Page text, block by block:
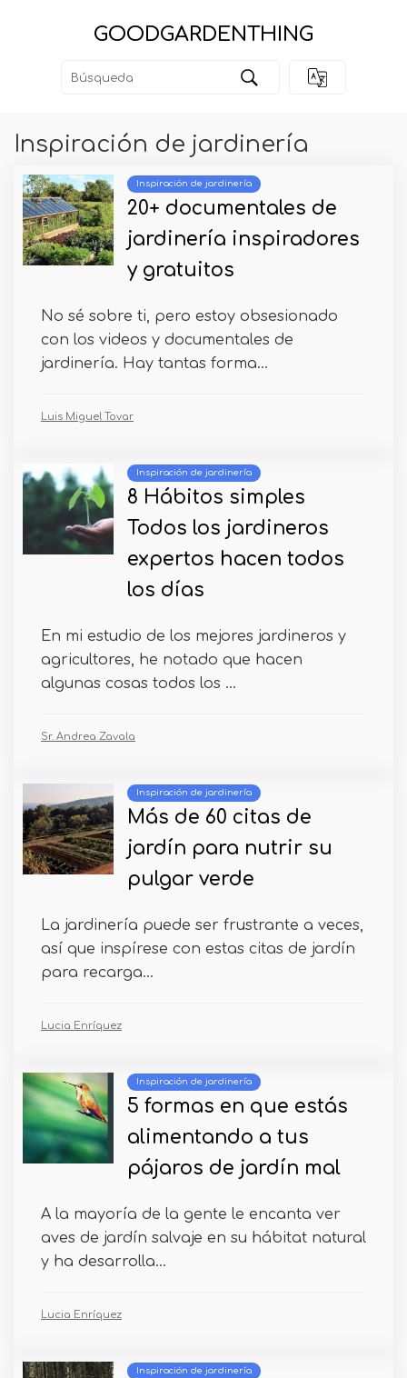
GOODGARDENTHING
Inspiración de jardinería
Inspiración de jardinería
20+ documentales de
jardinería inspiradores
y gratuitos
No sé sobre ti, pero estoy obsesionado
con los videos y documentales de
jardinería. Hay tantas forma...
Luis Miguel Tovar
Inspiración de jardinería
8 Hábitos simples
Todos los jardineros
expertos hacen todos
los días
En mi estudio de los mejores jardineros y
agricultores, he notado que hacen
algunas cosas todos los ...
Sr. Andrea Zavala
Inspiración de jardinería
Más de 60 citas de
jardín para nutrir su
pulgar verde
La jardinería puede ser frustrante a veces,
así que inspírese con estas citas de jardín
para recarga...
Lucia Enríquez
Inspiración de jardinería
5 formas en que estás
alimentando a tus
pájaros de jardín mal
A la mayoría de la gente le encanta ver
aves de jardín salvaje en su hábitat natural
y ha desarrolla...
Lucia Enríquez
Inspiración de jardinería